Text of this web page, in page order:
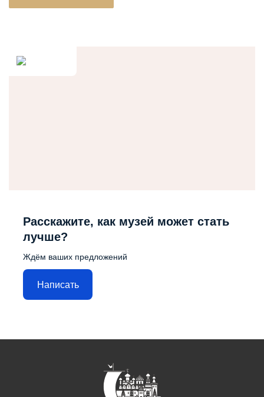
Расскажите, как музей может стать
лучше?
Ждём ваших предложений
Написать